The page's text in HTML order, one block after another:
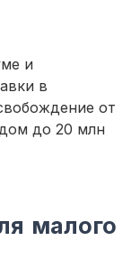
и
в
от
до 20 млн
малого